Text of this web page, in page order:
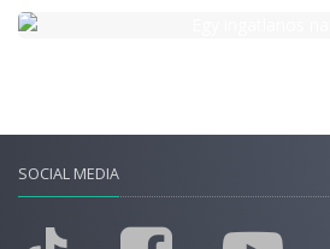
SOCIAL MEDIA